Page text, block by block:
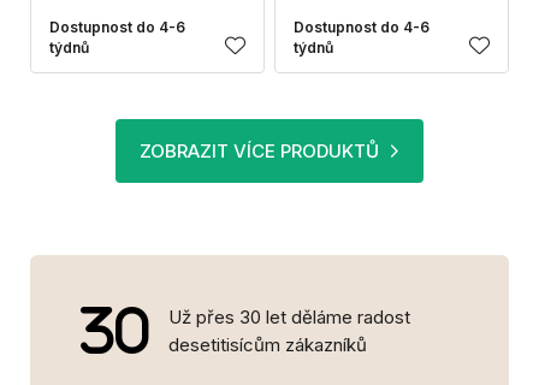
Dostupnost do 4-6
týdnů
Dostupnost do 4-6
týdnů
ZOBRAZIT VÍCE PRODUKTŮ
Už přes 30 let děláme radost
desetitisícům zákazníků